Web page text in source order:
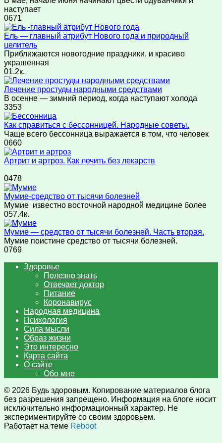
наступает
0671
Ель — главный атрибут Нового года и природный
целитель
Приближаются новогодние праздники, и красиво
украшенная
01.2к.
Лечение простуды народными средствами
В осенне — зимний период, когда наступают холода
3353
Как справиться с бессонницей. Народные советы.
Чаще всего бессонница выражается в том, что человек
0660
Артрит и артроз. Как лечить без лекарств
0478
Мумие-средство от тысячи болезней
Мумие известно восточной народной медицине более
057.4к.
Мумие — средство от тысячи болезней. Часть вторая.
Мумие поистине средство от тысячи болезней.
0769
Здоровье
Полезно знать
Отвечает доктор
Питание
Коронавирус
Народная медицина
Психология
Сила мысли
Образ жизни
Это интересно
Карта сайта
О сайте
Обо мне
© 2026 Будь здоровым. Копирование материалов блога
без разрешения запрещено. Информация на блоге носит
исключительно информационный характер. Не
экспериментируйте со своим здоровьем.
Работает на теме Reboot